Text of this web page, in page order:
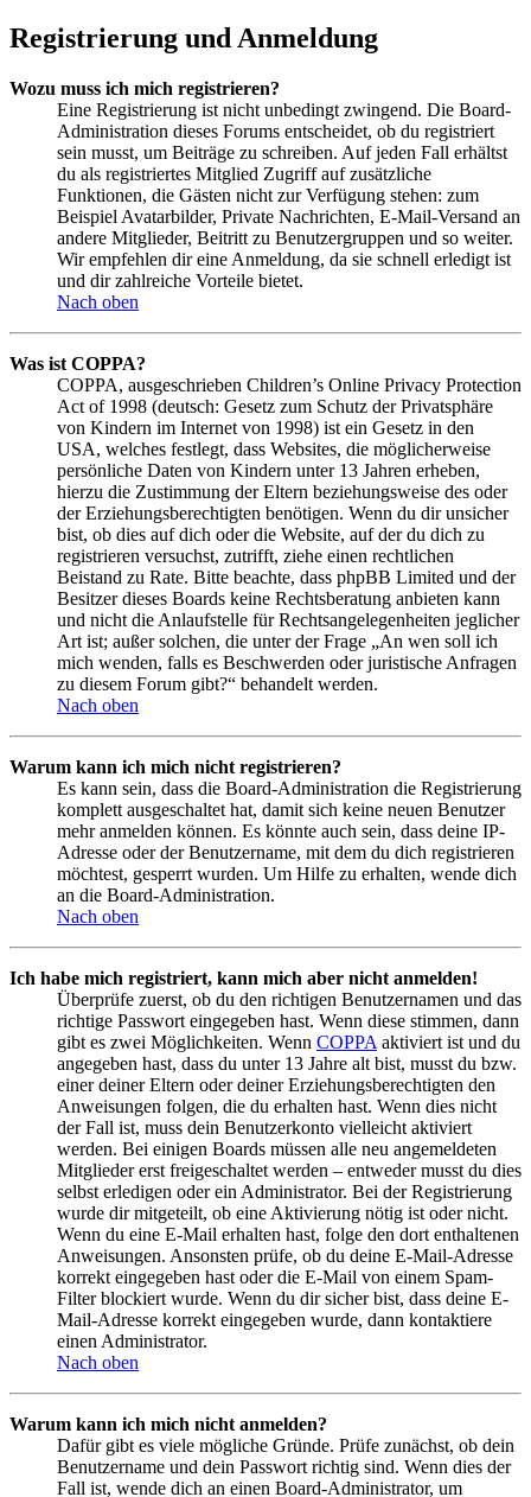
Registrierung und Anmeldung
Wozu muss ich mich registrieren?
Eine Registrierung ist nicht unbedingt zwingend. Die Board-
Administration dieses Forums entscheidet, ob du registriert
sein musst, um Beiträge zu schreiben. Auf jeden Fall erhältst
du als registriertes Mitglied Zugriff auf zusätzliche
Funktionen, die Gästen nicht zur Verfügung stehen: zum
Beispiel Avatarbilder, Private Nachrichten, E-Mail-Versand an
andere Mitglieder, Beitritt zu Benutzergruppen und so weiter.
Wir empfehlen dir eine Anmeldung, da sie schnell erledigt ist
und dir zahlreiche Vorteile bietet.
Nach oben
Was ist COPPA?
COPPA, ausgeschrieben Children’s Online Privacy Protection
Act of 1998 (deutsch: Gesetz zum Schutz der Privatsphäre
von Kindern im Internet von 1998) ist ein Gesetz in den
USA, welches festlegt, dass Websites, die möglicherweise
persönliche Daten von Kindern unter 13 Jahren erheben,
hierzu die Zustimmung der Eltern beziehungsweise des oder
der Erziehungsberechtigten benötigen. Wenn du dir unsicher
bist, ob dies auf dich oder die Website, auf der du dich zu
registrieren versuchst, zutrifft, ziehe einen rechtlichen
Beistand zu Rate. Bitte beachte, dass phpBB Limited und der
Besitzer dieses Boards keine Rechtsberatung anbieten kann
und nicht die Anlaufstelle für Rechtsangelegenheiten jeglicher
Art ist; außer solchen, die unter der Frage „An wen soll ich
mich wenden, falls es Beschwerden oder juristische Anfragen
zu diesem Forum gibt?“ behandelt werden.
Nach oben
Warum kann ich mich nicht registrieren?
Es kann sein, dass die Board-Administration die Registrierung
komplett ausgeschaltet hat, damit sich keine neuen Benutzer
mehr anmelden können. Es könnte auch sein, dass deine IP-
Adresse oder der Benutzername, mit dem du dich registrieren
möchtest, gesperrt wurden. Um Hilfe zu erhalten, wende dich
an die Board-Administration.
Nach oben
Ich habe mich registriert, kann mich aber nicht anmelden!
Überprüfe zuerst, ob du den richtigen Benutzernamen und das
richtige Passwort eingegeben hast. Wenn diese stimmen, dann
gibt es zwei Möglichkeiten. Wenn COPPA aktiviert ist und du
angegeben hast, dass du unter 13 Jahre alt bist, musst du bzw.
einer deiner Eltern oder deiner Erziehungsberechtigten den
Anweisungen folgen, die du erhalten hast. Wenn dies nicht
der Fall ist, muss dein Benutzerkonto vielleicht aktiviert
werden. Bei einigen Boards müssen alle neu angemeldeten
Mitglieder erst freigeschaltet werden – entweder musst du dies
selbst erledigen oder ein Administrator. Bei der Registrierung
wurde dir mitgeteilt, ob eine Aktivierung nötig ist oder nicht.
Wenn du eine E-Mail erhalten hast, folge den dort enthaltenen
Anweisungen. Ansonsten prüfe, ob du deine E-Mail-Adresse
korrekt eingegeben hast oder die E-Mail von einem Spam-
Filter blockiert wurde. Wenn du dir sicher bist, dass deine E-
Mail-Adresse korrekt eingegeben wurde, dann kontaktiere
einen Administrator.
Nach oben
Warum kann ich mich nicht anmelden?
Dafür gibt es viele mögliche Gründe. Prüfe zunächst, ob dein
Benutzername und dein Passwort richtig sind. Wenn dies der
Fall ist, wende dich an einen Board-Administrator, um